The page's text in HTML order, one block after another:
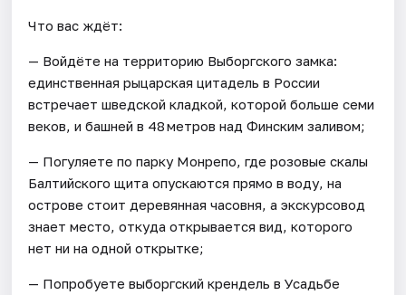
Что вас ждёт:
— Войдёте на территорию Выборгского замка:
единственная рыцарская цитадель в России
встречает шведской кладкой, которой больше семи
веков, и башней в 48 метров над Финским заливом;
— Погуляете по парку Монрепо, где розовые скалы
Балтийского щита опускаются прямо в воду, на
острове стоит деревянная часовня, а экскурсовод
знает место, откуда открывается вид, которого
нет ни на одной открытке;
— Попробуете выборгский крендель в Усадьбе